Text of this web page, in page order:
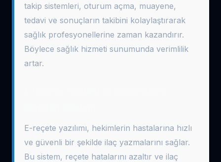
takip sistemleri, oturum açma, muayene,
tedavi ve sonuçların takibini kolaylaştırarak
sağlık profesyonellerine zaman kazandırır.
Böylece sağlık hizmeti sunumunda verimlilik
artar.
E-reçete yazılımı, hekimlerin hastalarına hızlı
ve güvenli bir şekilde ilaç yazmalarını sağlar.
Bu sistem, reçete hatalarını azaltır ve ilaç